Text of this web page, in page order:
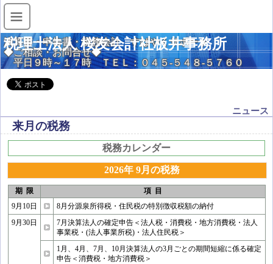
税理士法人 桜友会計社板井事務所
決算書・申告書・税務会計 すばやくサポート
◆ご相談・お問合せ◆
平日９時～１７時 ＴＥＬ：０４５-５４８-５７６０
ニュース
来月の税務
税務カレンダー
2026年 9月の税務
期 限
項 目
9月10日
8月分源泉所得税・住民税の特別徴収税額の納付
9月30日
7月決算法人の確定申告＜法人税・消費税・地方消費税・法人
事業税・(法人事業所税)・法人住民税＞
1月、4月、7月、10月決算法人の3月ごとの期間短縮に係る確定
申告＜消費税・地方消費税＞